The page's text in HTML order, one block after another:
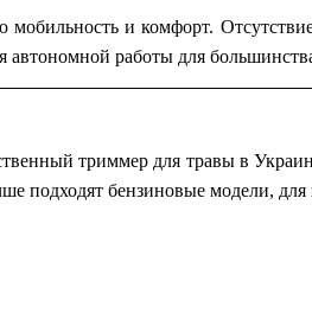
и комфорт.
автономной работы для
триммер для травы в
подходят бензиновые модели,